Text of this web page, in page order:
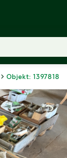
Objekt: 1397818